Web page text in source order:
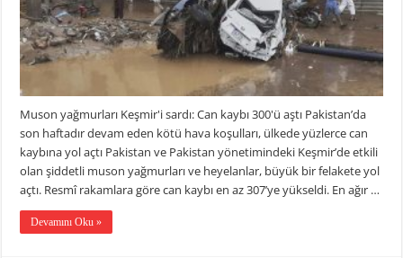
Muson yağmurları Keşmir'i sardı: Can kaybı 300'ü aştı Pakistan’da
son haftadır devam eden kötü hava koşulları, ülkede yüzlerce can
kaybına yol açtı Pakistan ve Pakistan yönetimindeki Keşmir’de etkili
olan şiddetli muson yağmurları ve heyelanlar, büyük bir felakete yol
açtı. Resmî rakamlara göre can kaybı en az 307’ye yükseldi. En ağır …
Devamını Oku »